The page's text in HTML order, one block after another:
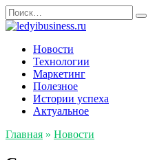
Перейти
к
содержанию
Search
for:
Новости
Технологии
Маркетинг
Полезное
Истории успеха
Актуальное
Главная » Новости